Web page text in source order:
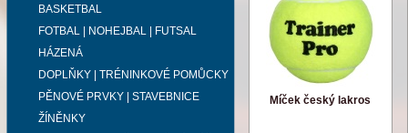
BASKETBAL
FOTBAL | NOHEJBAL | FUTSAL
HÁZENÁ
DOPLŇKY | TRÉNINKOVÉ POMŮCKY
PĚNOVÉ PRVKY | STAVEBNICE
ŽÍNĚNKY
Míček český lakros